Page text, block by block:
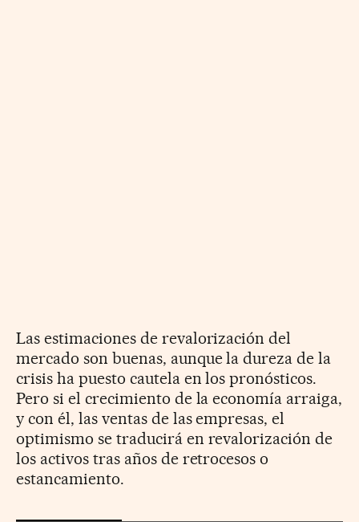
Las estimaciones de revalorización del
mercado son buenas, aunque la dureza de la
crisis ha puesto cautela en los pronósticos.
Pero si el crecimiento de la economía arraiga,
y con él, las ventas de las empresas, el
optimismo se traducirá en revalorización de
los activos tras años de retrocesos o
estancamiento.